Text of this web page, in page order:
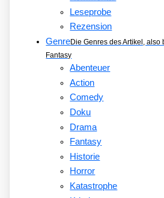
Leseprobe
Rezension
GenreDie Genres des Artikel,
Fantasy
Abenteuer
Action
Comedy
Doku
Drama
Fantasy
Historie
Horror
Katastrophe